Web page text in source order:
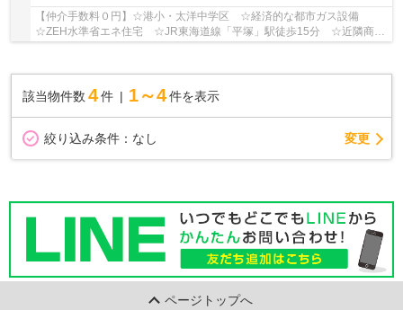
【仲介手数料０円】☆港小・太洋中学区 ☆経済的な都市ガス設備
☆ZEH水準省エネ住宅 ☆JR東海道線「平塚」駅徒歩15分 ☆近隣商業
該当物件数 4件 1～4 件を表示
絞り込み条件： なし 変更
ページトップへ